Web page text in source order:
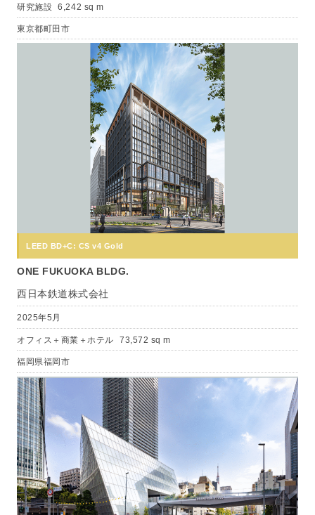
研究施設 6,242 sq m
東京都町田市
LEED BD+C: CS v4 Gold
ONE FUKUOKA BLDG.
西日本鉄道株式会社
2025年5月
オフィス＋商業＋ホテル 73,572 sq m
福岡県福岡市